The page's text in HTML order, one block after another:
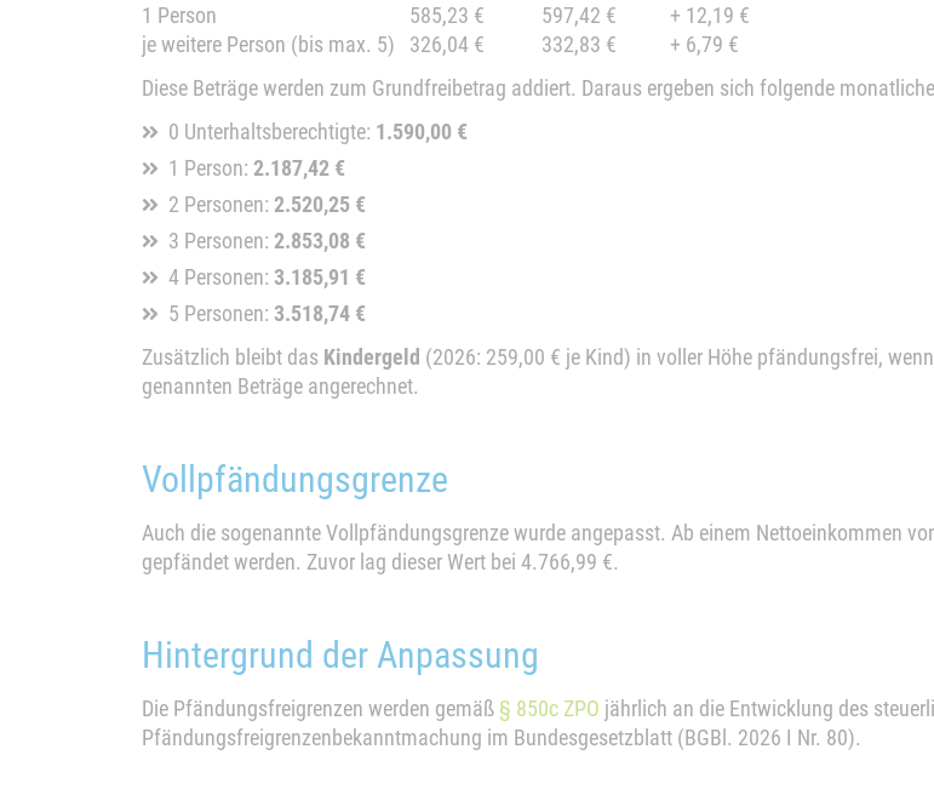
1 Person
585,23 € 597,42 €
+ 12,19 €
je weitere Person (bis max. 5)
326,04 € 332,83 €
+ 6,79 €
Diese Beträge werden zum Grundfreibetrag addiert. Daraus ergeben sich folgende
0 Unterhaltsberechtigte: 1.590,00 €
1 Person: 2.187,42 €
2 Personen: 2.520,25 €
3 Personen: 2.853,08 €
4 Personen: 3.185,91 €
5 Personen: 3.518,74 €
Zusätzlich bleibt das Kindergeld (2026: 259,00 € je Kind) in voller Höhe pfändungsfrei,
genannten Beträge angerechnet.
Vollpfändungsgrenze
Auch die sogenannte Vollpfändungsgrenze wurde angepasst. Ab einem Nettoeinkommen
gepfändet werden. Zuvor lag dieser Wert bei 4.766,99 €.
Hintergrund der Anpassung
Die Pfändungsfreigrenzen werden gemäß § 850c ZPO jährlich an die Entwicklung des
Pfändungsfreigrenzenbekanntmachung im Bundesgesetzblatt (BGBl. 2026 I Nr. 80).